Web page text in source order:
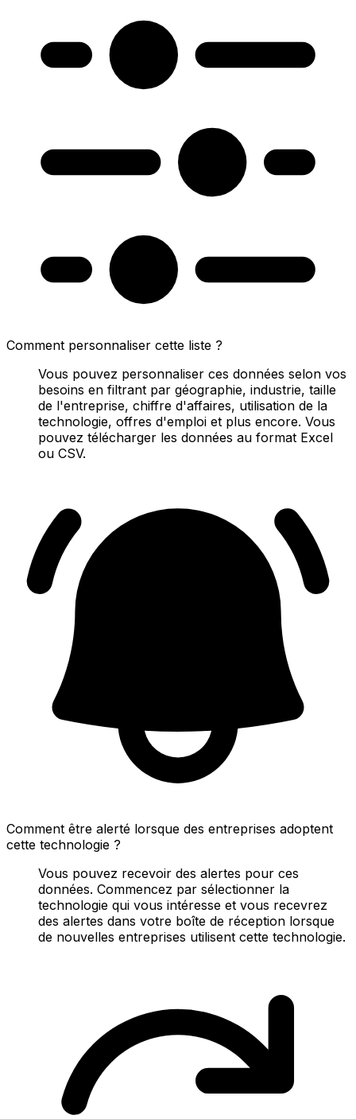
Comment personnaliser cette liste ?
Vous pouvez personnaliser ces données selon vos
besoins en filtrant par géographie, industrie, taille
de l'entreprise, chiffre d'affaires, utilisation de la
technologie, offres d'emploi et plus encore. Vous
pouvez télécharger les données au format Excel
ou CSV.
Comment être alerté lorsque des entreprises adoptent
cette technologie ?
Vous pouvez recevoir des alertes pour ces
données. Commencez par sélectionner la
technologie qui vous intéresse et vous recevrez
des alertes dans votre boîte de réception lorsque
de nouvelles entreprises utilisent cette technologie.